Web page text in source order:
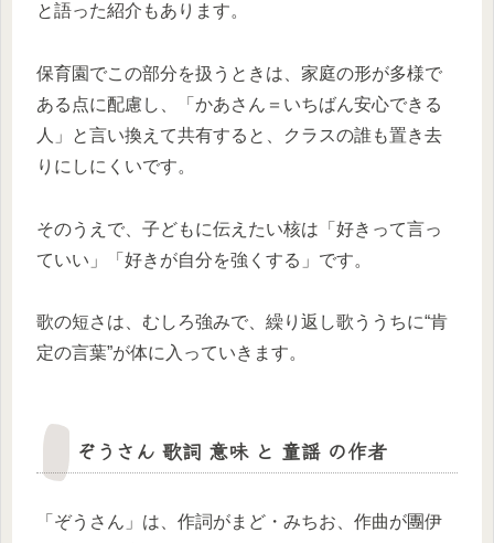
と語った紹介もあります。
保育園でこの部分を扱うときは、家庭の形が多様で
ある点に配慮し、「かあさん＝いちばん安心できる
人」と言い換えて共有すると、クラスの誰も置き去
りにしにくいです。
そのうえで、子どもに伝えたい核は「好きって言っ
ていい」「好きが自分を強くする」です。
歌の短さは、むしろ強みで、繰り返し歌ううちに“肯
定の言葉”が体に入っていきます。
ぞうさん 歌詞 意味 と 童謡 の作者
「ぞうさん」は、作詞がまど・みちお、作曲が團伊